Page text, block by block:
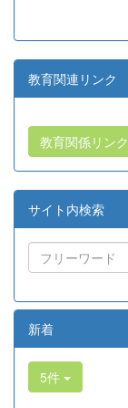
教育関連リンク
教育関係リンク
サイト内検索
新着
5件